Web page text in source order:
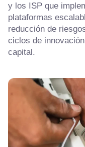
y los ISP que
plataformas
reducción de
ciclos de
capital.